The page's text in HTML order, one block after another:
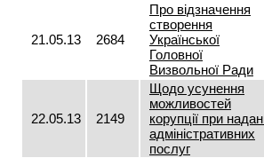
21.05.13 2684
Про відзначення
створення
Української
Головної
Визвольної Ради
22.05.13 2149
Щодо усунення
можливостей
корупції при
адміністративних
послуг